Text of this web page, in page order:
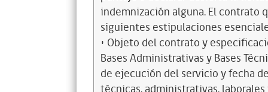
indemnización alguna. El contrato
siguientes estipulaciones
• Objeto del contrato y
Bases Administrativas y Bases
de ejecución del servicio y fecha